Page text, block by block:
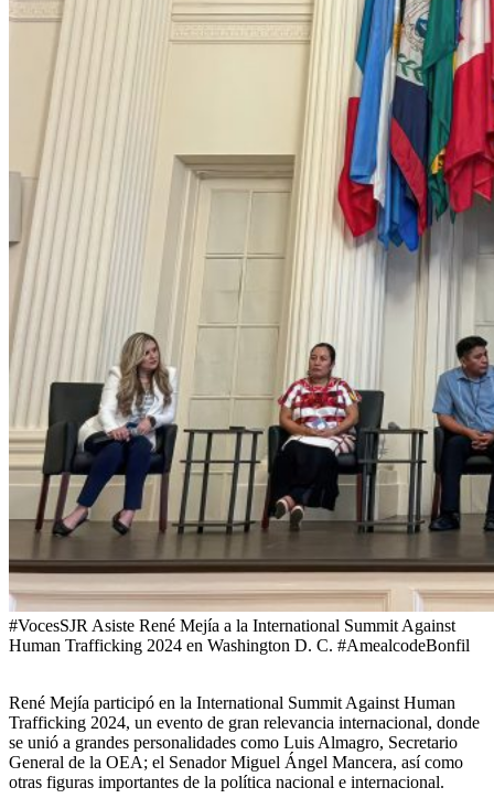
#VocesSJR Asiste René Mejía a la International Summit Against
Human Trafficking 2024 en Washington D. C. #AmealcodeBonfil
René Mejía participó en la International Summit Against Human
Trafficking 2024, un evento de gran relevancia internacional, donde
se unió a grandes personalidades como Luis Almagro, Secretario
General de la OEA; el Senador Miguel Ángel Mancera, así como
otras figuras importantes de la política nacional e internacional.